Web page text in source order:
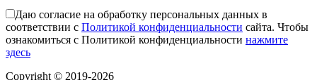
эвакуатор истра
эвакуатор в сто
эвакуатор из гаража
Даю согласие на обработку персональных данных в
соответствии с Политикой конфиденциальности сайта. Чтобы
ознакомиться с Политикой конфиденциальности нажмите
здесь
Сopyright © 2019-2026